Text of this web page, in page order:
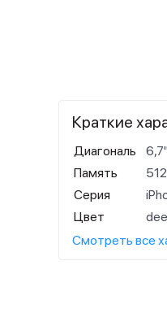
Краткие
Диагональ
6,7"
Память
Серия
Цвет
Смотреть все